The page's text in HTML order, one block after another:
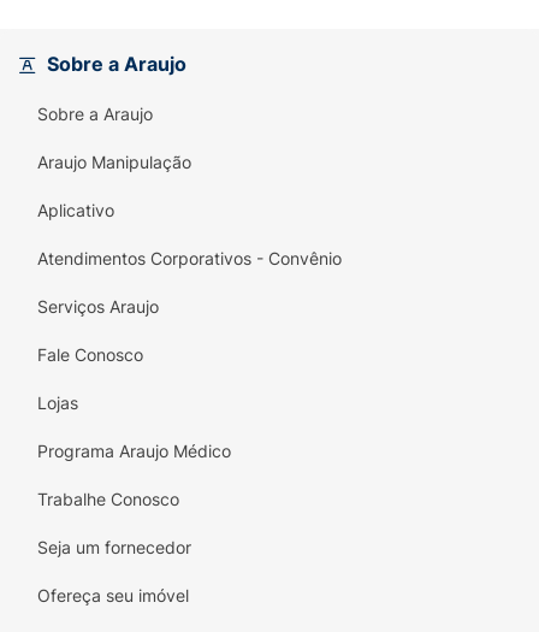
Sobre a Araujo
Sobre a Araujo
Araujo Manipulação
Aplicativo
Atendimentos Corporativos - Convênio
Serviços Araujo
Fale Conosco
Lojas
Programa Araujo Médico
Trabalhe Conosco
Seja um fornecedor
Ofereça seu imóvel